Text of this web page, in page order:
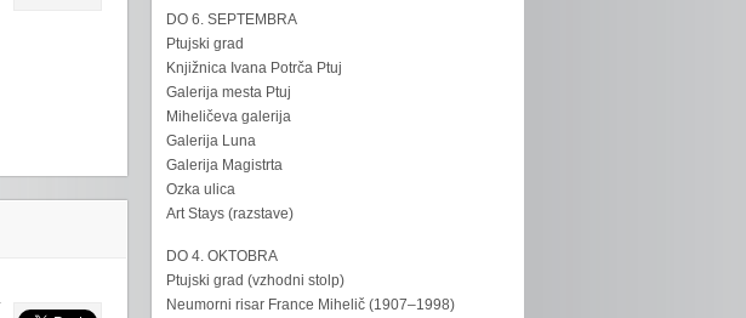
DO 6. SEPTEMBRA
Ptujski grad
Knjižnica Ivana Potrča Ptuj
Galerija mesta Ptuj
Miheličeva galerija
Galerija Luna
Galerija Magistrta
Ozka ulica
Art Stays (razstave)
DO 4. OKTOBRA
Ptujski grad (vzhodni stolp)
Neumorni risar France Mihelič (1907–1998)